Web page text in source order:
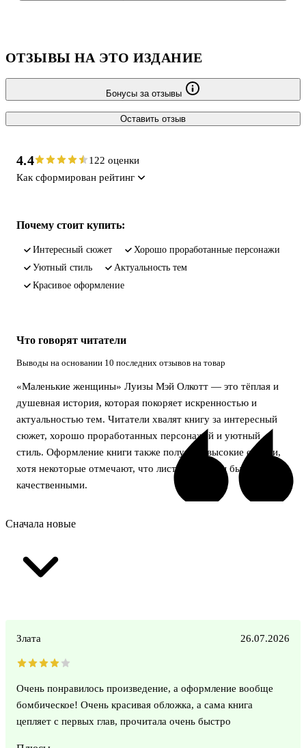
ОТЗЫВЫ НА ЭТО ИЗДАНИЕ
Бонусы за отзывы
Оставить отзыв
4.4
122 оценки
Как сформирован рейтинг
Почему стоит купить:
интересный сюжет
хорошо проработанные персонажи
уютный стиль
актуальность тем
красивое оформление
Что говорят читатели
Выводы на основании 10 последних отзывов на товар
«Маленькие женщины» Луизы Мэй Олкотт — это тёплая и
душевная история, которая покоряет искренностью и
актуальностью тем. Читатели хвалят книгу за интересный
сюжет, хорошо проработанных персонажей и уютный
стиль. Оформление книги также получает высокие оценки,
хотя некоторые отмечают, что листы могли бы быть более
качественными.
Сначала новые
Злата 26.07.2026
Очень понравилось произведение, а оформление вообще
бомбическое! Очень красивая обложка, а сама книга
цепляет с первых глав, прочитала очень быстро